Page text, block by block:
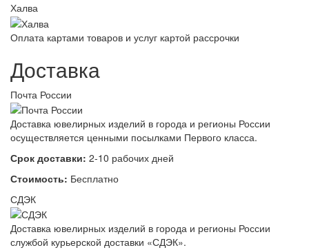
Халва
Оплата картами товаров и услуг картой рассрочки
Доставка
Почта России
Доставка ювелирных изделий в города и регионы России
осуществляется ценными посылками Первого класса.
Срок доставки: 2-10 рабочих дней
Стоимость: Бесплатно
СДЭК
Доставка ювелирных изделий в города и регионы России
службой курьерской доставки «СДЭК».